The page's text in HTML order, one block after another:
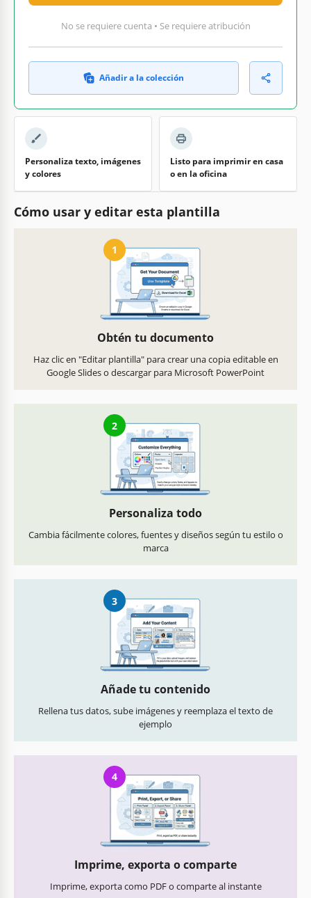
No se requiere cuenta • Se requiere atribución
Añadir a la colección
Personaliza texto, imágenes
y colores
Listo para imprimir en casa
o en la oficina
Cómo usar y editar esta plantilla
1
Obtén tu documento
Haz clic en "Editar plantilla" para crear una copia editable en
Google Slides o descargar para Microsoft PowerPoint
2
Personaliza todo
Cambia fácilmente colores, fuentes y diseños según tu estilo o
marca
3
Añade tu contenido
Rellena tus datos, sube imágenes y reemplaza el texto de
ejemplo
4
Imprime, exporta o comparte
Imprime, exporta como PDF o comparte al instante